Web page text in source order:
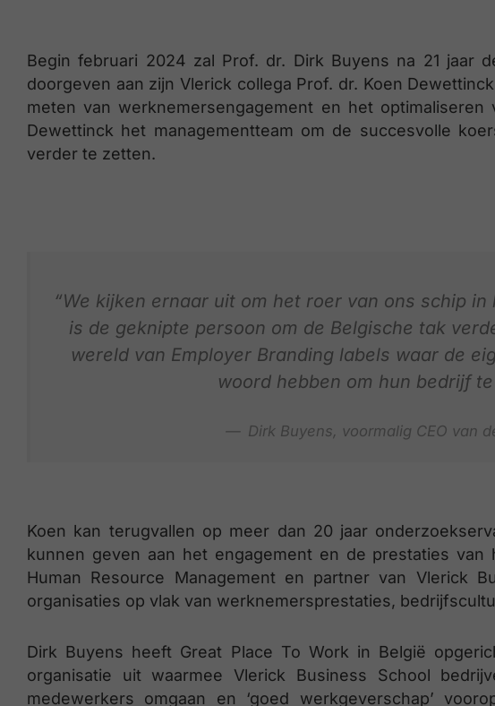
Begin februari 2024 zal Prof. dr. Dirk Buyens na 21 jaar
doorgeven aan zijn Vlerick collega Prof. dr. Koen
meten van werknemersengagement en het
Dewettinck het managementteam om de succesvolle
verder te zetten.
“We kijken ernaar uit om het roer van ons schip
is de geknipte persoon om de Belgische tak
wereld van Employer Branding labels waar de
woord hebben om hun bedrijf te
Dirk Buyens, voormalig CEO van
Koen kan terugvallen op meer dan 20 jaar
kunnen geven aan het engagement en de prestaties
Human Resource Management en partner van Vlerick
organisaties op vlak van werknemersprestaties,
Dirk Buyens heeft Great Place To Work in België
organisatie uit waarmee Vlerick Business School
medewerkers omgaan en ‘goed werkgeverschap’